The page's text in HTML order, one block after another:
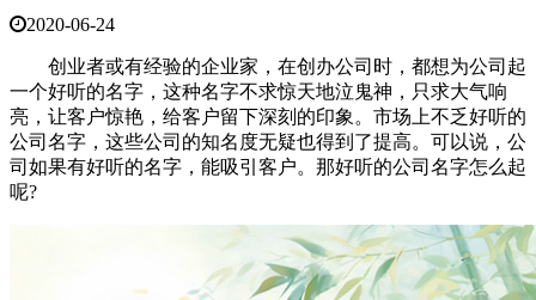
2020-06-24
创业者或有经验的企业家，在创办公司时，都想为公司起
一个好听的名字，这种名字不求惊天地泣鬼神，只求大气响
亮，让客户惊艳，给客户留下深刻的印象。市场上不乏好听的
公司名字，这些公司的知名度无疑也得到了提高。可以说，公
司如果有好听的名字，能吸引客户。那好听的公司名字怎么起
呢?